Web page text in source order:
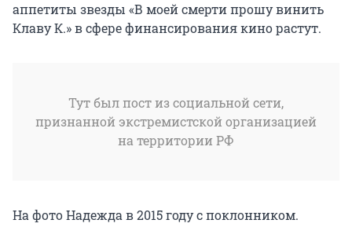
аппетиты звезды «В моей смерти прошу винить
Клаву К.» в сфере финансирования кино растут.
Тут был пост из социальной сети,
признанной экстремистской организацией
на территории РФ
На фото Надежда в 2015 году с поклонником.